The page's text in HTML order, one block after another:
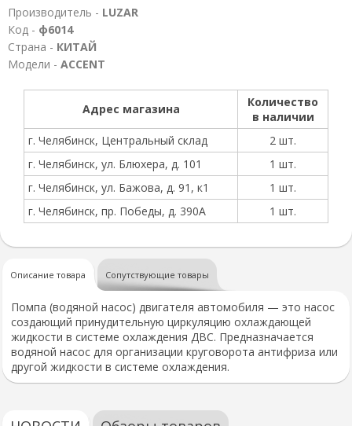
Производитель - LUZAR
Код - ф6014
Страна - КИТАЙ
Модели - ACCENT
Адрес магазина
Количество
в наличии
г. Челябинск, Центральный склад
2 шт.
г. Челябинск, ул. Блюхера, д. 101
1 шт.
г. Челябинск, ул. Бажова, д. 91, к1
1 шт.
г. Челябинск, пр. Победы, д. 390А
1 шт.
Описание товара Сопутствующие товары
Помпа (водяной насос) двигателя автомобиля — это насос
создающий принудительную циркуляцию охлаждающей
жидкости в системе охлаждения ДВС. Предназначается
водяной насос для организации круговорота антифриза или
другой жидкости в системе охлаждения.